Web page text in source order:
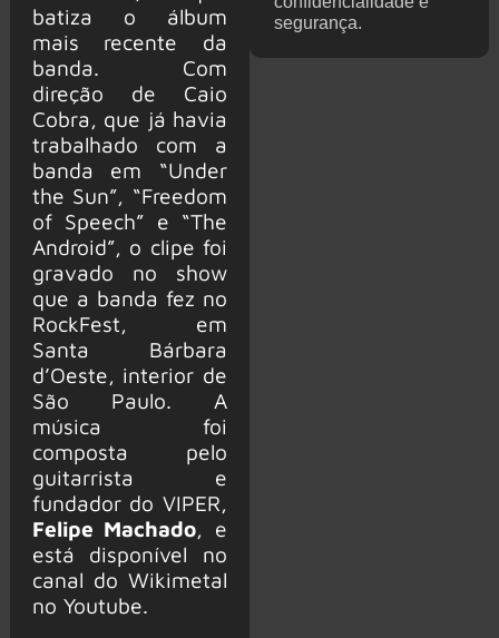
batiza o álbum
mais recente da
banda. Com
direção de Caio
Cobra, que já havia
trabalhado com a
banda em “Under
the Sun”, “Freedom
of Speech” e “The
Android”, o clipe foi
gravado no show
que a banda fez no
RockFest, em
Santa Bárbara
d’Oeste, interior de
São Paulo. A
música foi
composta pelo
guitarrista e
fundador do VIPER,
Felipe Machado, e
está disponível no
canal do Wikimetal
no Youtube.
segurança.